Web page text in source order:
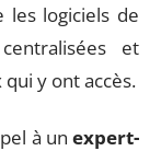
les logiciels de
et
y ont accès.
à un expert-